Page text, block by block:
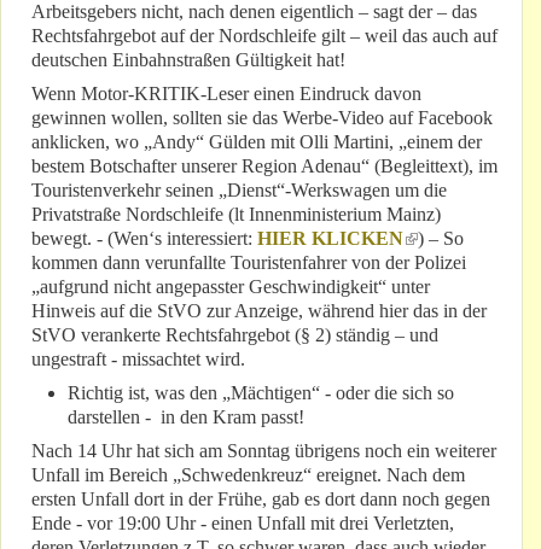
Arbeitsgebers nicht, nach denen eigentlich – sagt der – das
Rechtsfahrgebot auf der Nordschleife gilt – weil das auch auf
deutschen Einbahnstraßen Gültigkeit hat!
Wenn Motor-KRITIK-Leser einen Eindruck davon
gewinnen wollen, sollten sie das Werbe-Video auf Facebook
anklicken, wo „Andy“ Gülden mit Olli Martini, „einem der
bestem Botschafter unserer Region Adenau“ (Begleittext), im
Touristenverkehr seinen „Dienst“-Werkswagen um die
Privatstraße Nordschleife (lt Innenministerium Mainz)
bewegt. - (Wen‘s interessiert: HIER KLICKEN(link is external)
) – So
kommen dann verunfallte Touristenfahrer von der Polizei
„aufgrund nicht angepasster Geschwindigkeit“ unter
Hinweis auf die StVO zur Anzeige, während hier das in der
StVO verankerte Rechtsfahrgebot (§ 2) ständig – und
ungestraft - missachtet wird.
Richtig ist, was den „Mächtigen“ - oder die sich so
darstellen - in den Kram passt!
Nach 14 Uhr hat sich am Sonntag übrigens noch ein weiterer
Unfall im Bereich „Schwedenkreuz“ ereignet. Nach dem
ersten Unfall dort in der Frühe, gab es dort dann noch gegen
Ende - vor 19:00 Uhr - einen Unfall mit drei Verletzten,